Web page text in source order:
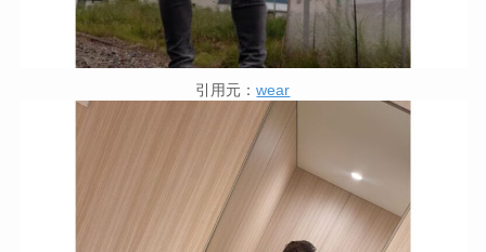
引用元：wear